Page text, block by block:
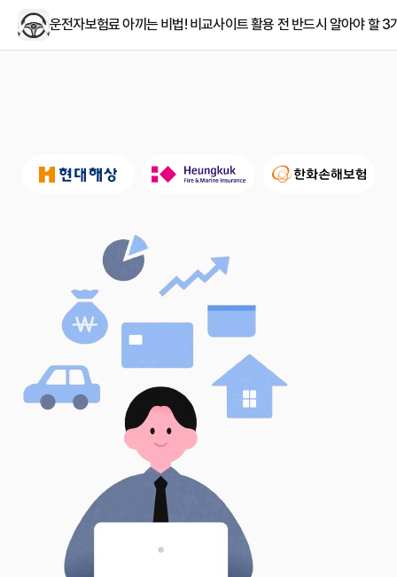
운전자보험료 아끼는 비법! 비교사이트 활용 전 반드시 알아야 할 3